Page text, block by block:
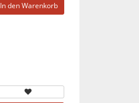
In den Warenkorb